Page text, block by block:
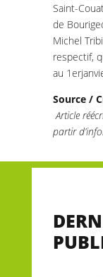
Saint-
de
Michel
respectif,
au
Source /
Article
partir